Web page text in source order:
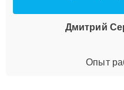
Дмитрий
Опыт